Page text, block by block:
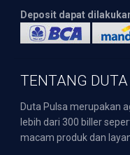
Deposit dapat
TENTANG
Duta Pulsa merupakan
lebih dari 300 biller
macam produk dan